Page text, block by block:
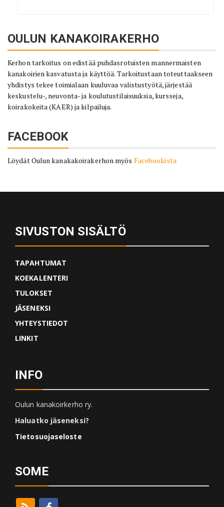
OULUN KANAKOIRAKERHO
Kerhon tarkoitus on edistää puhdasrotuisten mannermaisten
kanakoirien kasvatusta ja käyttöä. Tarkoitustaan toteuttaakseen
yhdistys tekee toimialaan kuuluvaa valistustyötä, järjestää
keskustelu-, neuvonta- ja koulutustilaisuuksia, kursseja,
koirakokeita (KAER) ja kilpailuja.
FACEBOOK
Löydät Oulun kanakakoirakerhon myös Facebookista
SIVUSTON SISÄLTÖ
TAPAHTUMAT
KOEKALENTERI
TULOKSET
JÄSENEKSI
YHTEYSTIEDOT
LINKIT
INFO
Oulun kanakoirkerho ry.
Haluatko jäseneksi?
Tietosuojaseloste
SOME